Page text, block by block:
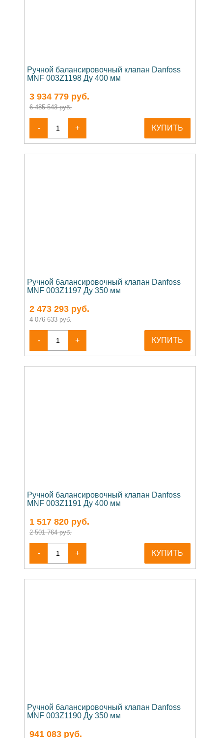
Ручной балансировочный клапан Danfoss
MNF 003Z1198 Ду 400 мм
3 934 779 руб.
6 485 543 руб.
- + КУПИТЬ
Ручной балансировочный клапан Danfoss
MNF 003Z1197 Ду 350 мм
2 473 293 руб.
4 076 633 руб.
- + КУПИТЬ
Ручной балансировочный клапан Danfoss
MNF 003Z1191 Ду 400 мм
1 517 820 руб.
2 501 764 руб.
- + КУПИТЬ
Ручной балансировочный клапан Danfoss
MNF 003Z1190 Ду 350 мм
941 083 руб.